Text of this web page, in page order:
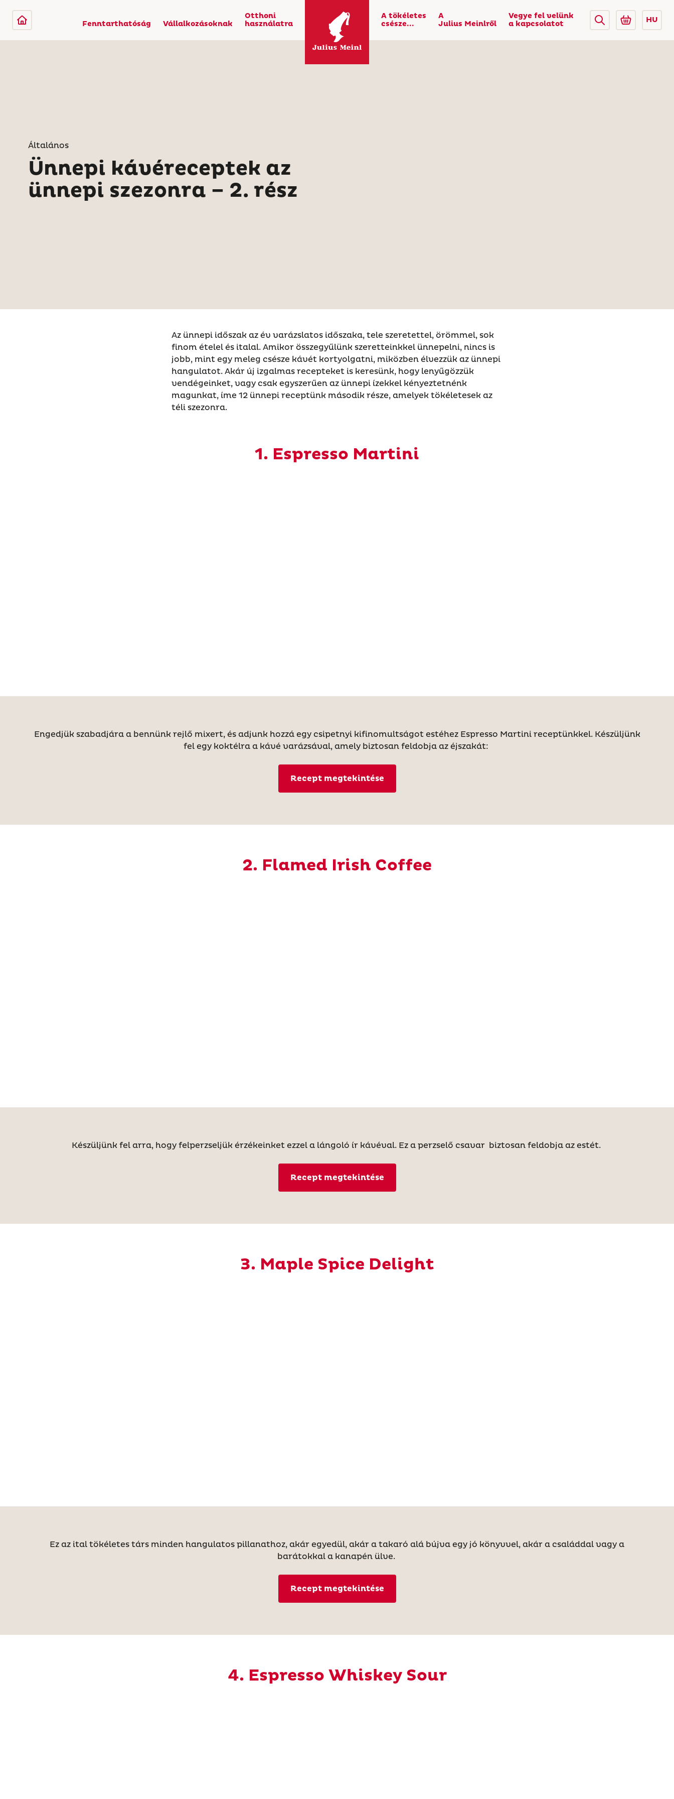
Fenntarthatóság Vállalkozásoknak
Otthoni
használatra
A tökéletes
csésze...
A
Julius Meinlről
Vegye fel velünk
a kapcsolatot
HU
Általános
Ünnepi kávéreceptek az
ünnepi szezonra – 2. rész
Az ünnepi időszak az év varázslatos időszaka, tele szeretettel, örömmel, sok
finom ételel és italal. Amikor összegyűlünk szeretteinkkel ünnepelni, nincs is
jobb, mint egy meleg csésze kávét kortyolgatni, miközben élvezzük az ünnepi
hangulatot. Akár új izgalmas recepteket is keresünk, hogy lenyűgözzük
vendégeinket, vagy csak egyszerűen az ünnepi ízekkel kényeztetnénk
magunkat, íme 12 ünnepi receptünk második része, amelyek tökéletesek az
téli szezonra.
1. Espresso Martini
Engedjük szabadjára a bennünk rejlő mixert, és adjunk hozzá egy csipetnyi kifinomultságot estéhez Espresso Martini receptünkkel. Készüljünk
fel egy koktélra a kávé varázsával, amely biztosan feldobja az éjszakát:
Recept megtekintése
2. Flamed Irish Coffee
Készüljünk fel arra, hogy felperzseljük érzékeinket ezzel a lángoló ír kávéval. Ez a perzselő csavar biztosan feldobja az estét.
Recept megtekintése
3. Maple Spice Delight
Ez az ital tökéletes társ minden hangulatos pillanathoz, akár egyedül, akár a takaró alá bújva egy jó könyvvel, akár a családdal vagy a
barátokkal a kanapén ülve.
Recept megtekintése
4. Espresso Whiskey Sour